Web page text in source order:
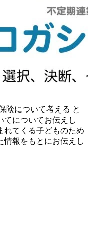
険について考える と
てについてお伝えし
れてくる子どものため
情報をもとにお伝えし